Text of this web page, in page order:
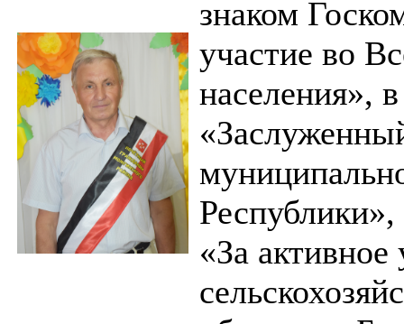
знаком
участие во
населения»,
«За активное